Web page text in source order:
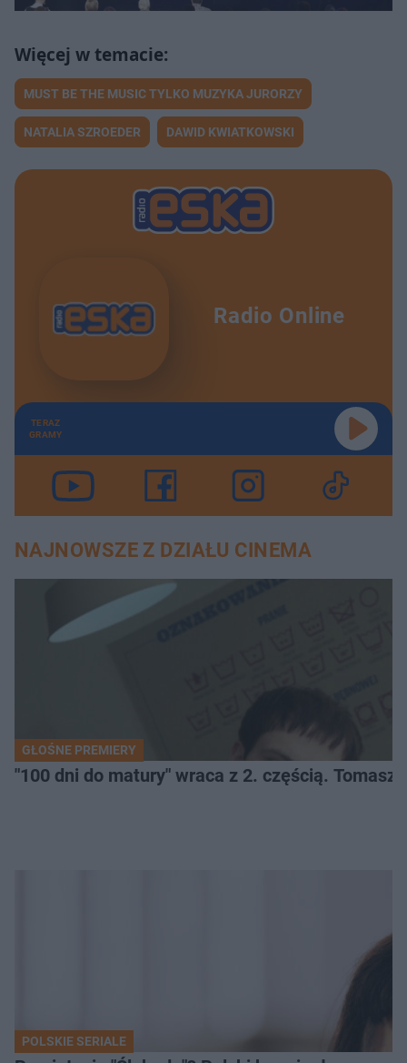
MUST BE THE MUSIC TYLKO MUZYKA JURORZY
NATALIA SZROEDER DAWID KWIATKOWSKI
Radio Online
TERAZ
GRAMY
NAJNOWSZE Z DZIAŁU CINEMA
GŁOŚNE PREMIERY
"100 dni do matury" wraca z 2. częścią.
POLSKIE SERIALE